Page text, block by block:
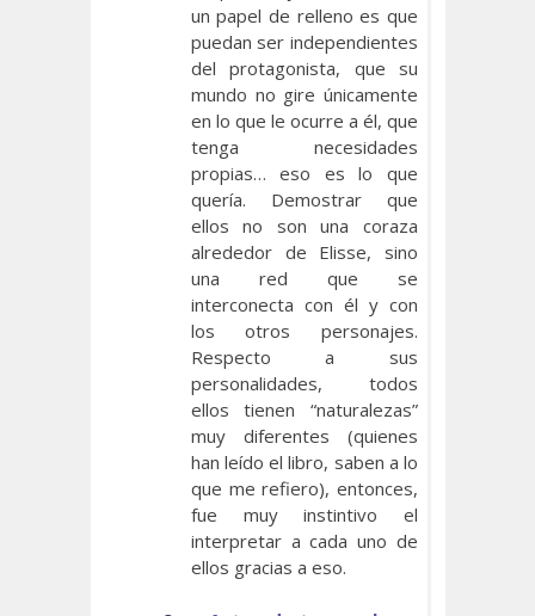
un papel de relleno es que
puedan ser independientes
del protagonista, que su
mundo no gire únicamente
en lo que le ocurre a él, que
tenga necesidades
propias… eso es lo que
quería. Demostrar que
ellos no son una coraza
alrededor de Elisse, sino
una red que se
interconecta con él y con
los otros personajes.
Respecto a sus
personalidades, todos
ellos tienen “naturalezas”
muy diferentes (quienes
han leído el libro, saben a lo
que me refiero), entonces,
fue muy instintivo el
interpretar a cada uno de
ellos gracias a eso.